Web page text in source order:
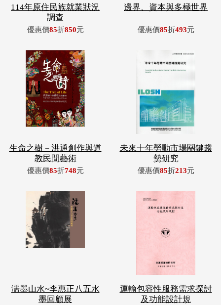
114年原住民族就業狀況
調查
優惠價85折850元
邊界、資本與多極世界
優惠價85折493元
生命之樹－洪通創作與道
教民間藝術
優惠價85折748元
未來十年勞動市場關鍵趨
勢研究
優惠價85折213元
濡墨山水~李惠正八五水
墨回顧展
運輸包容性服務需求探討
及功能設計規